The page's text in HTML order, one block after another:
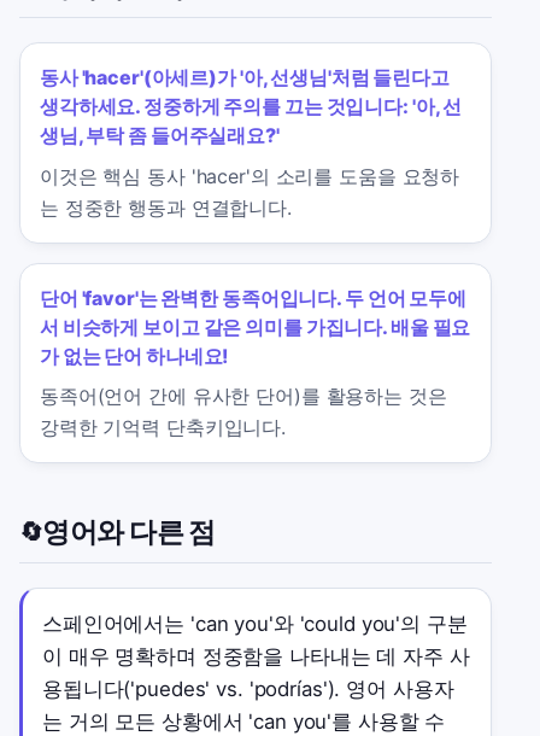
동사 'hacer'(아세르)가 '아, 선생님'처럼 들린다고
생각하세요. 정중하게 주의를 끄는 것입니다: '아, 선
생님, 부탁 좀 들어주실래요?'
이것은 핵심 동사 'hacer'의 소리를 도움을 요청하
는 정중한 행동과 연결합니다.
단어 'favor'는 완벽한 동족어입니다. 두 언어 모두에
서 비슷하게 보이고 같은 의미를 가집니다. 배울 필요
가 없는 단어 하나네요!
동족어(언어 간에 유사한 단어)를 활용하는 것은
강력한 기억력 단축키입니다.
🔄영어와 다른 점
스페인어에서는 'can you'와 'could you'의 구분
이 매우 명확하며 정중함을 나타내는 데 자주 사
용됩니다('puedes' vs. 'podrías'). 영어 사용자
는 거의 모든 상황에서 'can you'를 사용할 수